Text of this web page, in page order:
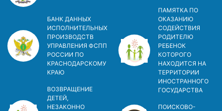
БАНК ДАННЫХ
ИСПОЛНИТЕЛЬНЫХ
ПРОИЗВОДСТВ
УПРАВЛЕНИЯ ФСПП
РОССИИ ПО
КРАСНОДАРСКОМУ
КРАЮ
ВОЗВРАЩЕНИЕ
ДЕТЕЙ,
НЕЗАКОННО
ПАМЯТКА ПО
ОКАЗАНИЮ
СОДЕЙСТВИЯ
РОДИТЕЛЮ
РЕБЕНОК
КОТОРОГО
НАХОДИТСЯ НА
ТЕРРИТОРИИ
ИНОСТРАННОГО
ГОСУДАРСТВА
ПОИСКОВО-